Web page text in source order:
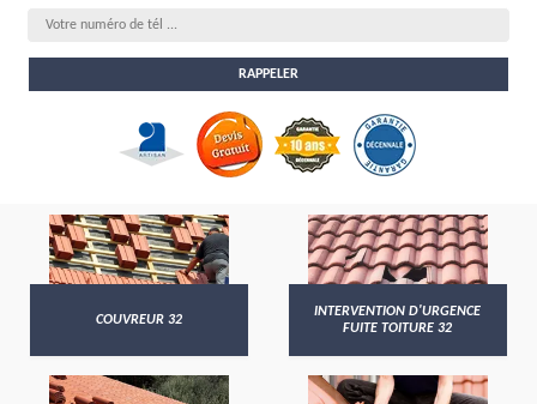
COUVREUR 32
INTERVENTION D'URGENCE
FUITE TOITURE 32